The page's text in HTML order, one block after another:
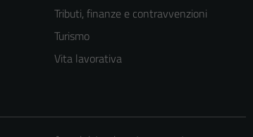
Tributi, finanze e contravvenzioni
Turismo
Vita lavorativa